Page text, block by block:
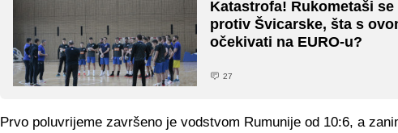
Katastrofa! Rukometaši
protiv Švicarske, šta s
očekivati na EURO-u?
27
Prvo poluvrijeme završeno je vodstvom Rumunije od 10:6, a